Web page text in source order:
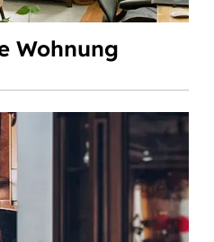
Wohnung